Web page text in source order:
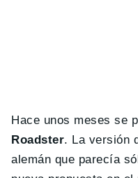
Hace unos meses se
Roadster. La versión
alemán que parecía